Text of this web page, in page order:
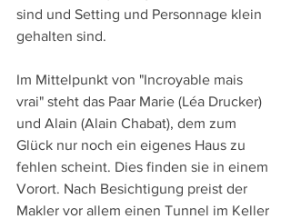
sind und Setting und Personnage klein
gehalten sind.
Im Mittelpunkt von "Incroyable mais
vrai" steht das Paar Marie (Léa Drucker)
und Alain (Alain Chabat), dem zum
Glück nur noch ein eigenes Haus zu
fehlen scheint. Dies finden sie in einem
Vorort. Nach Besichtigung preist der
Makler vor allem einen Tunnel im Keller